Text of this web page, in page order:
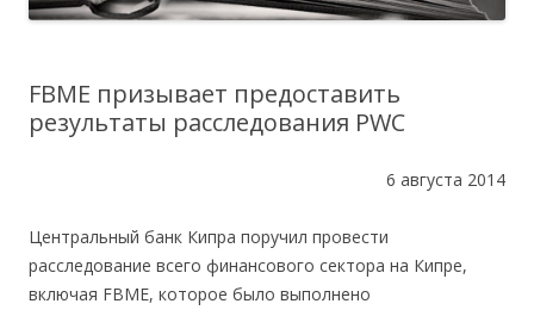
FBME призывает предоставить
результаты расследования PWC
6 августа 2014
Центральный банк Кипра поручил провести
расследование всего финансового сектора на Кипре,
включая FBME, которое было выполнено